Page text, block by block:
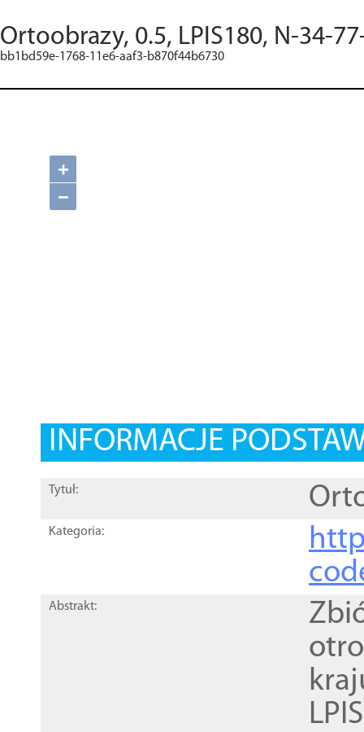
Ortoobrazy, 0.5, LPIS180, N-34-
bb1bd59e-1768-11e6-aaf3-b870f44b6730
+
−
INFORMACJE
Tytuł:
Kategoria:
Abstrakt: